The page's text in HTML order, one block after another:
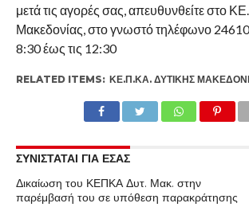
μετά τις αγορές σας, απευθυνθείτε στο
Μακεδονίας, στο γνωστό τηλέφωνο
8:30 έως τις 12:30
RELATED ITEMS: ΚΕ.Π.ΚΑ. ΔΥΤΙΚΉΣ
ΣΥΝΙΣΤΑΤΑΙ ΓΙΑ ΕΣΑΣ
Δικαίωση του ΚΕΠΚΑ Δυτ. Μακ. στην
παρέμβασή του σε υπόθεση παρακράτησης